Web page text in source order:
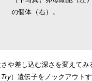
の個体（右）。
や差し込む深さを変えて
Try）遺伝子をノックアウト